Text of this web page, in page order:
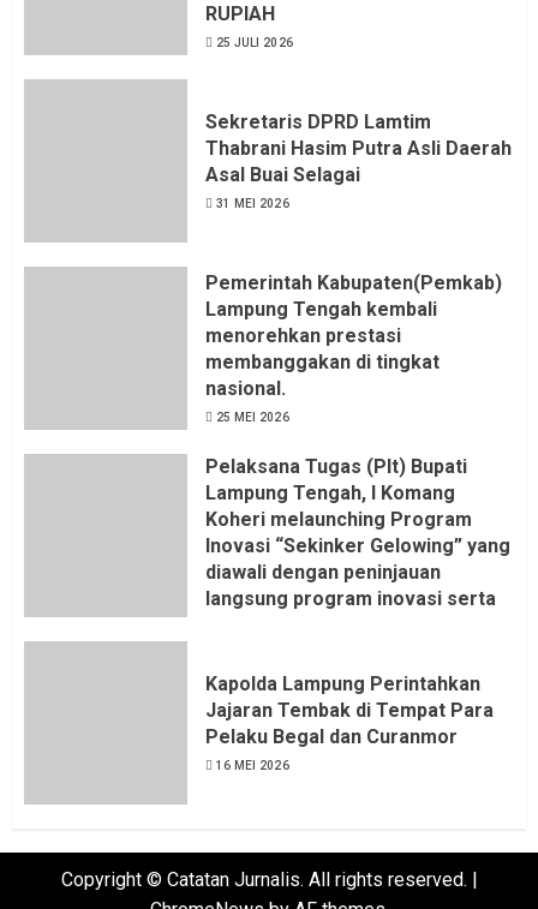
RUPIAH
25 JULI 2026
Sekretaris DPRD Lamtim
Thabrani Hasim Putra Asli Daerah
Asal Buai Selagai
31 MEI 2026
Pemerintah Kabupaten(Pemkab)
Lampung Tengah kembali
menorehkan prestasi
membanggakan di tingkat
nasional.
25 MEI 2026
Pelaksana Tugas (Plt) Bupati
Lampung Tengah, I Komang
Koheri melaunching Program
Inovasi “Sekinker Gelowing” yang
diawali dengan peninjauan
langsung program inovasi serta
Bandar Jaya Barat, Kecamatan
Terbanggi Besar, Rabu
(20/05/2026).
21 MEI 2026
Kapolda Lampung Perintahkan
Jajaran Tembak di Tempat Para
Pelaku Begal dan Curanmor
16 MEI 2026
Copyright © Catatan Jurnalis. All rights reserved. |